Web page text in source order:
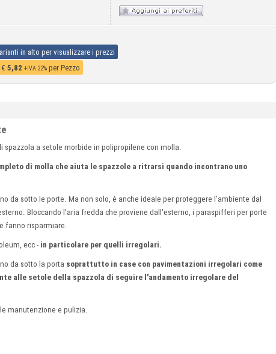
in alto per visualizzare i prezzi
€ 5,82 +IVA 22% per Pezzo
a setole morbide in polipropilene con molla.
di molla che aiuta le spazzole a ritrarsi quando incontrano uno
da sotto le porte.Ma non solo, è anche ideale per proteggere l'ambiente dal
Bloccando l'aria fredda che proviene dall'esterno, i paraspifferi per porte
fanno risparmiare.
ecc - in particolare per quelli irregolari.
da sotto la porta soprattutto in case con pavimentazioni irregolari come
alle setole della spazzola di seguire l'andamento irregolare del
manutenzione e pulizia.